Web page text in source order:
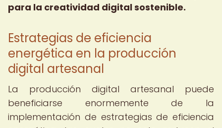
para la creatividad digital sostenible.
Estrategias de eficiencia
energética en la producción
digital artesanal
La producción digital artesanal puede
beneficiarse enormemente de la
implementación de estrategias de eficiencia